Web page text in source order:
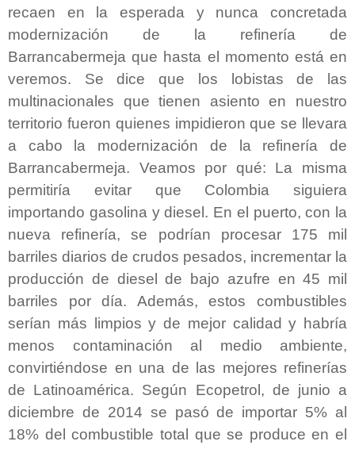
recaen en la esperada y nunca concretada
modernización de la refinería de
Barrancabermeja que hasta el momento está en
veremos. Se dice que los lobistas de las
multinacionales que tienen asiento en nuestro
territorio fueron quienes impidieron que se llevara
a cabo la modernización de la refinería de
Barrancabermeja. Veamos por qué: La misma
permitiría evitar que Colombia siguiera
importando gasolina y diesel. En el puerto, con la
nueva refinería, se podrían procesar 175 mil
barriles diarios de crudos pesados, incrementar la
producción de diesel de bajo azufre en 45 mil
barriles por día. Además, estos combustibles
serían más limpios y de mejor calidad y habría
menos contaminación al medio ambiente,
convirtiéndose en una de las mejores refinerías
de Latinoamérica. Según Ecopetrol, de junio a
diciembre de 2014 se pasó de importar 5% al
18% del combustible total que se produce en el